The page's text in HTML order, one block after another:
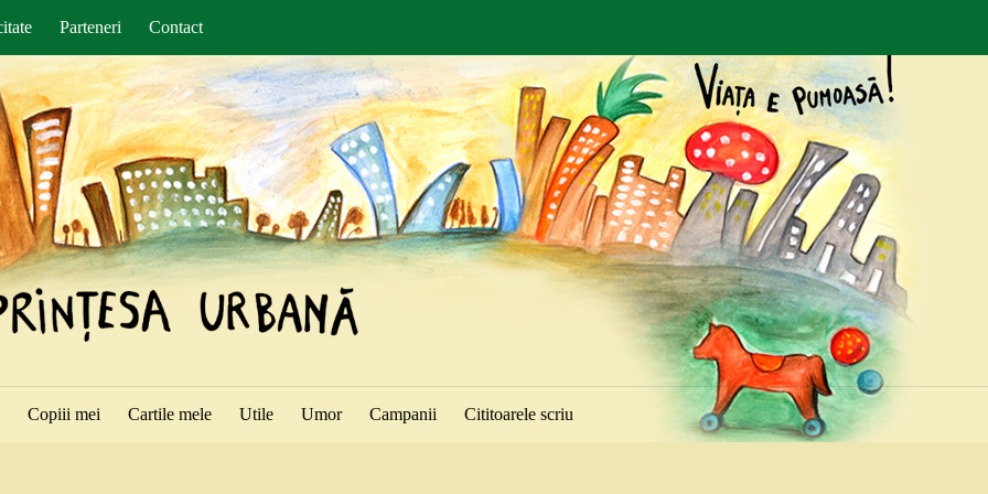
Parteneri Contact
Copiii mei Cartile mele Utile Umor Campanii Cititoarele scriu